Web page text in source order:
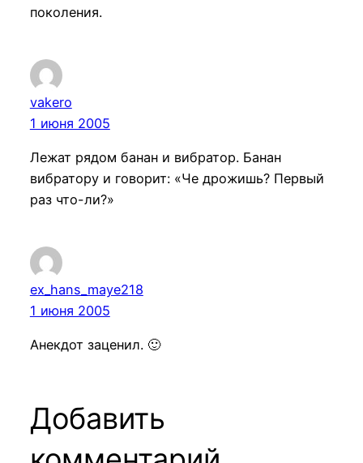
поколения.
vakero
1 июня 2005
Лежат рядом банан и вибратор. Банан
вибратору и говорит: «Че дрожишь? Первый
раз что-ли?»
ex_hans_maye218
1 июня 2005
Анекдот заценил. 🙂
Добавить